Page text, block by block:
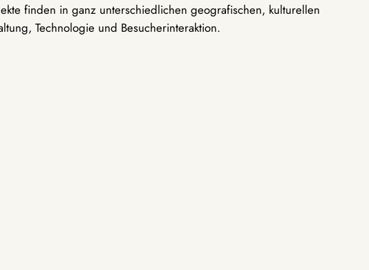
finden in ganz unterschiedlichen geografischen, kulturellen
Technologie und Besucherinteraktion.